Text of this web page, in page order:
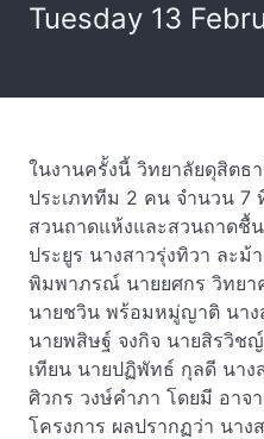
Tuesday 13
ในงานครั้งนี้ วิทยาลัยดุสิตธ
ประเภททีม 2 คน จำนวน 7
สวนถาดแห้งและสวนถาดชื้
ประยูร นางสาวรุ่งทิวา ละ
พิมพาภรณ์ นายยศกร วิทย
นายชวิน พร้อมหมู่ญาติ นาง
นายพสิษฐ์ จงกิจ นายสิรวิช
เทียน นายปฏิพัทธ์ กุลดี นา
ศิวกร วงษ์คำภา โดยมี อาจ
โครงการ ผลปรากฏว่า นา